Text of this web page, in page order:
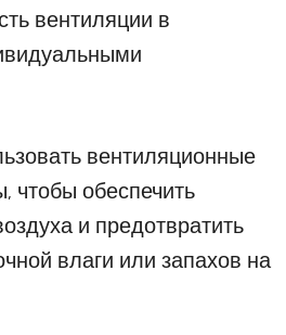
вентиляции в
вентиляционные
чтобы обеспечить
и предотвратить
влаги или запахов на